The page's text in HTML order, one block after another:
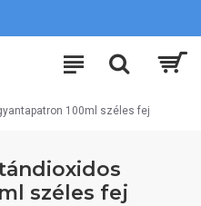
100ml széles fej
széles fej